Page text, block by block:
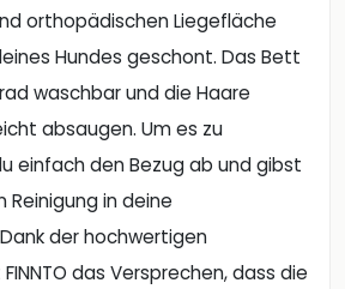
orthopädischen Liegefläche
Hundes geschont. Das Bett
waschbar und die Haare
absaugen. Um es zu
einfach den Bezug ab und gibst
Reinigung in deine
der hochwertigen
das Versprechen, dass die